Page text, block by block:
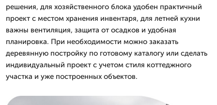
решения, для хозяйственного блока удобен практичный
проект с местом хранения инвентаря, для летней кухни
важны вентиляция, защита от осадков и удобная
планировка. При необходимости можно заказать
деревянную постройку по готовому каталогу или сделать
индивидуальный проект с учетом стиля коттеджного
участка и уже построенных объектов.